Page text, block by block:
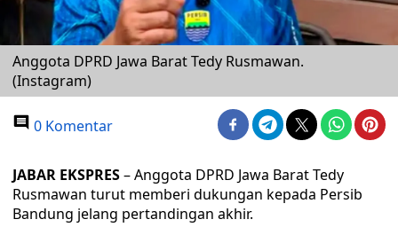
Anggota DPRD Jawa Barat Tedy Rusmawan.
(Instagram)
0 Komentar
JABAR EKSPRES– Anggota DPRD Jawa Barat Tedy
Rusmawan turut memberi dukungan kepada Persib
Bandung jelang pertandingan akhir.